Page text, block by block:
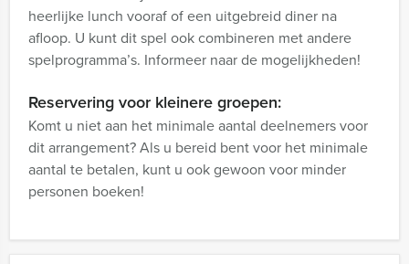
heerlijke lunch vooraf of een uitgebreid diner na
afloop. U kunt dit spel ook combineren met andere
spelprogramma’s. Informeer naar de mogelijkheden!
Reservering voor kleinere groepen:
Komt u niet aan het minimale aantal deelnemers voor
dit arrangement? Als u bereid bent voor het minimale
aantal te betalen, kunt u ook gewoon voor minder
personen boeken!